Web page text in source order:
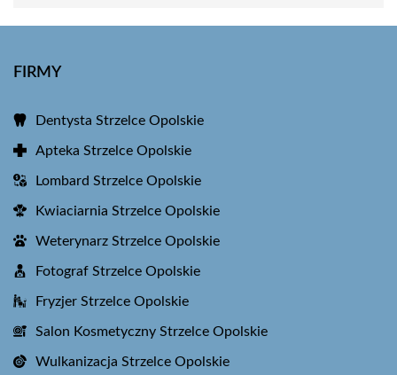
FIRMY
Dentysta Strzelce Opolskie
Apteka Strzelce Opolskie
Lombard Strzelce Opolskie
Kwiaciarnia Strzelce Opolskie
Weterynarz Strzelce Opolskie
Fotograf Strzelce Opolskie
Fryzjer Strzelce Opolskie
Salon Kosmetyczny Strzelce Opolskie
Wulkanizacja Strzelce Opolskie